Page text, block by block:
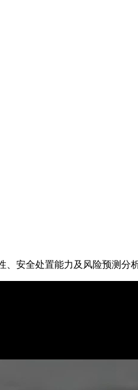
安全处置能力及风险预测分